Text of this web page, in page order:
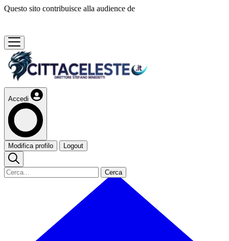
Questo sito contribuisce alla audience de
Accedi
Modifica profilo Logout
Cerca